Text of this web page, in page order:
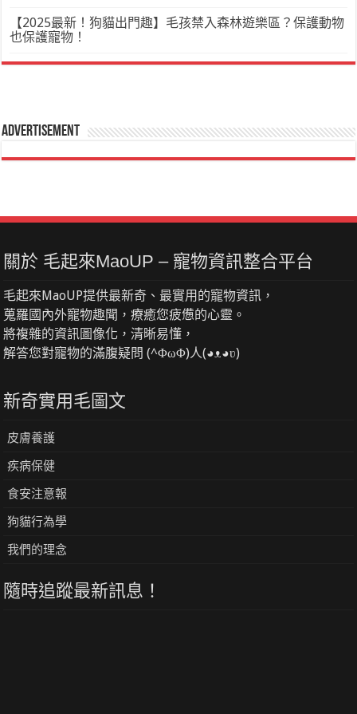
【2025最新！狗貓出門趣】毛孩禁入森林遊樂區？保護動物
也保護寵物！
Advertisement
關於 毛起來MaoUP – 寵物資訊整合平台
毛起來MaoUP提供最新奇、最實用的寵物資訊，
蒐羅國內外寵物趣聞，療癒您疲憊的心靈。
將複雜的資訊圖像化，清晰易懂，
解答您對寵物的滿腹疑問 (^ΦωΦ)人(◕ᴥ◕ʋ)
新奇實用毛圖文
皮膚養護
疾病保健
食安注意報
狗貓行為學
我們的理念
隨時追蹤最新訊息！